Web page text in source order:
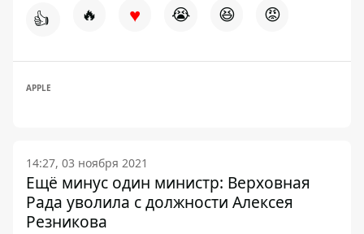
👍 🔥 ♥ 😭 😆 😡
APPLE
14:27, 03 ноября 2021
Ещё минус один министр: Верховная
Рада уволила с должности Алексея
Резникова